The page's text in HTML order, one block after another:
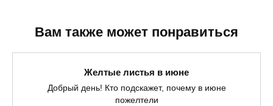
Вам также может понравиться
Желтые листья в июне
Добрый день! Кто подскажет, почему в июне
пожелтели